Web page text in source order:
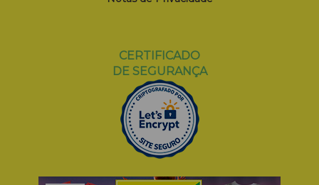
CERTIFICADO
DE SEGURANÇA